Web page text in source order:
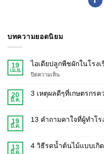
บทความยอดนิยม
19
เม.ย.
ไอเดียปลูกพืชผักในโรง
ปิดความเห็น
20
มี.ค.
3 เหตุผลดีๆที่เกษตรกรค
19
มี.ค.
13 คำถามคาใจที่ผู้ทำโ
13
มี.ค.
4 วิธีรดน้ำต้นไม้แบบเกิ